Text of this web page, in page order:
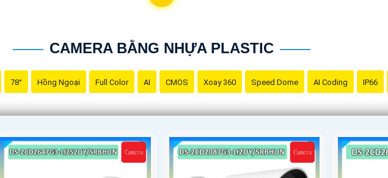
CAMERA BẰNG NHỰA PLASTIC
78° Hồng Ngoại Full Color AI CMOS Xoay 360 Speed Dome AI Coding IP66